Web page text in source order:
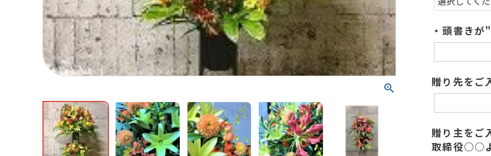
・頭書き
贈り先を
贈り主を
取締役○○